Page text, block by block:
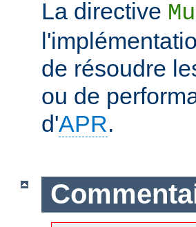
La directive
de résoudre
ou de
d'APR.